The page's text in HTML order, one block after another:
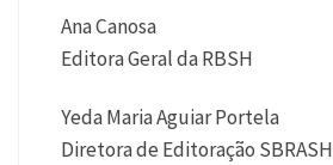
Ana Canosa
Editora Geral da RBSH
Yeda Maria Aguiar Portela
Diretora de Editoração SBRASH